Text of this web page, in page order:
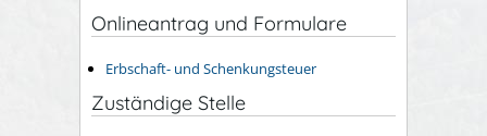
Onlineantrag und Formulare
Erbschaft- und Schenkungsteuer
Zuständige Stelle